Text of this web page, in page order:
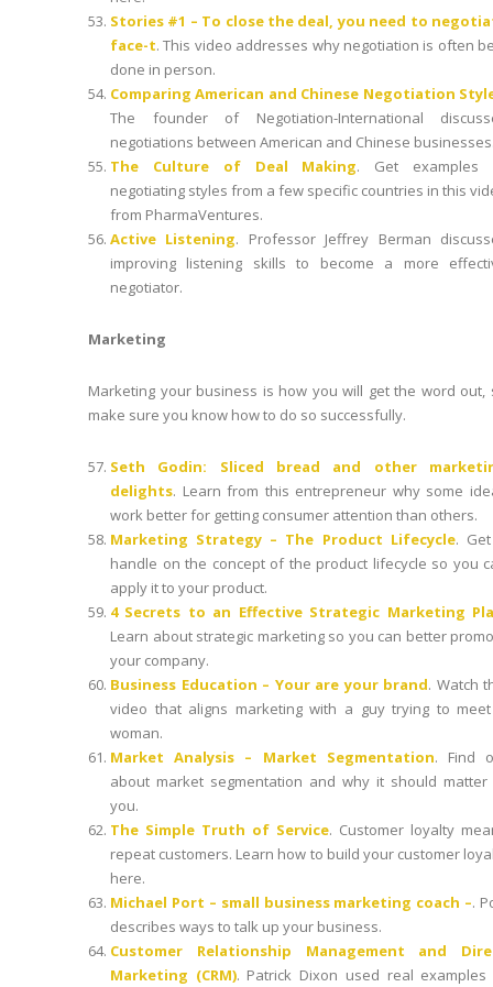
Stories #1 – To close the deal, you need to
face-t. This video addresses why negotiation is often
done in person.
Comparing American and Chinese Negotiation
The founder of Negotiation-International
negotiations between American and Chinese
The Culture of Deal Making. Get examples
negotiating styles from a few specific countries in this
from PharmaVentures.
Active Listening. Professor Jeffrey Berman
improving listening skills to become a more
negotiator.
Marketing
Marketing your business is how you will get the word out,
make sure you know how to do so successfully.
Seth Godin: Sliced bread and other
delights. Learn from this entrepreneur why some
work better for getting consumer attention than others.
Marketing Strategy – The Product Lifecycle.
handle on the concept of the product lifecycle so you
apply it to your product.
4 Secrets to an Effective Strategic Marketing
Learn about strategic marketing so you can better
your company.
Business Education – Your are your brand. Watch
video that aligns marketing with a guy trying to
woman.
Market Analysis – Market Segmentation. Find
about market segmentation and why it should matter
you.
The Simple Truth of Service. Customer loyalty
repeat customers. Learn how to build your customer
here.
Michael Port – small business marketing coach –.
describes ways to talk up your business.
Customer Relationship Management and
Marketing (CRM). Patrick Dixon used real examples